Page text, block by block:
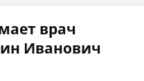
врач
Иванович